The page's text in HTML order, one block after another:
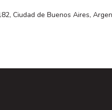
Ciudad de Buenos Aires,